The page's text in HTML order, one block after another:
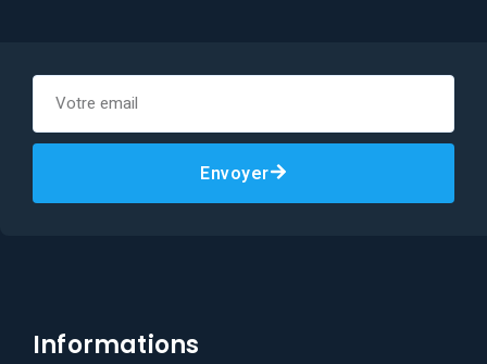
Envoyer
Informations